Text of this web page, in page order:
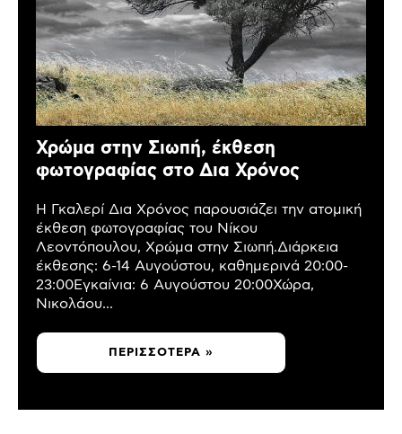
Χρώμα στην Σιωπή, έκθεση
φωτογραφίας στο Δια Χρόνος
Η Γκαλερί Δια Χρόνος παρουσιάζει την ατομική
έκθεση φωτογραφίας του Νίκου
Λεοντόπουλου, Χρώμα στην Σιωπή.Διάρκεια
έκθεσης: 6-14 Αυγούστου, καθημερινά 20:00-
23:00Εγκαίνια: 6 Αυγούστου 20:00Χώρα,
Νικολάου...
ΠΕΡΙΣΣΌΤΕΡΑ »